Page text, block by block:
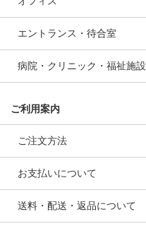
エントランス・待合室
病院・クリニック・福祉施設
ご利用案内
ご注文方法
お支払いについて
送料・配送・返品について